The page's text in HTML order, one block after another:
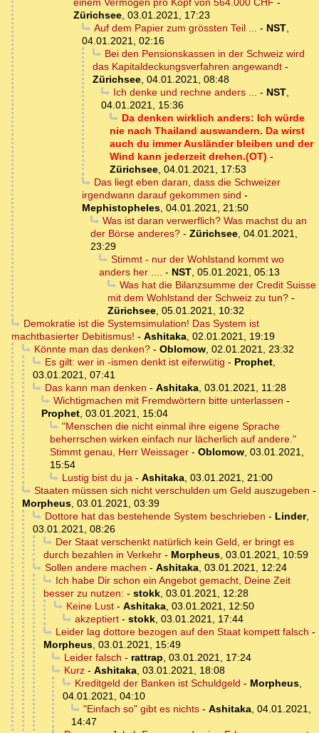
einem Vermögen pro Kopf von 564.000 CHF -
Zürichsee, 03.01.2021, 17:23
Auf dem Papier zum grössten Teil ... - NST,
04.01.2021, 02:16
Bei den Pensionskassen in der Schweiz wird
das Kapitaldeckungsverfahren angewandt -
Zürichsee, 04.01.2021, 08:48
Ich denke und rechne anders ... - NST,
04.01.2021, 15:36
Da denken wirklich anders: Ich würde
nie nach Thailand auswandern. Da wirst
auch du immer Ausländer bleiben und der
Wind kann jederzeit drehen.(OT) -
Zürichsee, 04.01.2021, 17:53
Das liegt eben daran, dass die Schweizer
irgendwann darauf gekommen sind -
Mephistopheles, 04.01.2021, 21:50
Was ist daran verwerflich? Was machst du an
der Börse anderes? - Zürichsee, 04.01.2021,
23:29
Stimmt - nur der Wohlstand kommt wo
anders her .... - NST, 05.01.2021, 05:13
Was hat die Bilanzsumme der Credit Suisse
mit dem Wohlstand der Schweiz zu tun? -
Zürichsee, 05.01.2021, 10:32
Demokratie ist die Systemsimulation! Das System ist
machtbasierter Debitismus! - Ashitaka, 02.01.2021, 19:19
Könnte man das denken?- Oblomow, 02.01.2021, 23:32
Es gilt: wer in -ismen denkt ist eiferwütig - Prophet,
03.01.2021, 07:41
Das kann man denken - Ashitaka, 03.01.2021, 11:28
Wichtigmachen mit Fremdwörtern bitte unterlassen -
Prophet, 03.01.2021, 15:04
"Menschen die nicht einmal ihre eigene Sprache
beherrschen wirken einfach nur lächerlich auf andere."
Stimmt genau, Herr Weissager - Oblomow, 03.01.2021,
15:54
Lustig bist du ja- Ashitaka, 03.01.2021, 21:00
Staaten müssen sich nicht verschulden um Geld auszugeben -
Morpheus, 03.01.2021, 03:39
Dottore hat das bestehende System beschrieben - Linder,
03.01.2021, 08:26
Der Staat verschenkt natürlich kein Geld, er bringt es
durch bezahlen in Verkehr - Morpheus, 03.01.2021, 10:59
Sollen andere machen - Ashitaka, 03.01.2021, 12:24
Ich habe Dir schon ein Angebot gemacht, Deine Zeit
besser zu nutzen: - stokk, 03.01.2021, 12:28
Keine Lust- Ashitaka, 03.01.2021, 12:50
akzeptiert- stokk, 03.01.2021, 17:44
Leider lag dottore bezogen auf den Staat kompett falsch -
Morpheus, 03.01.2021, 15:49
Leider falsch - rattrap, 03.01.2021, 17:24
Kurz- Ashitaka, 03.01.2021, 18:08
Kreditgeld der Banken ist Schuldgeld - Morpheus,
04.01.2021, 04:10
"Einfach so" gibt es nichts- Ashitaka, 04.01.2021,
14:47